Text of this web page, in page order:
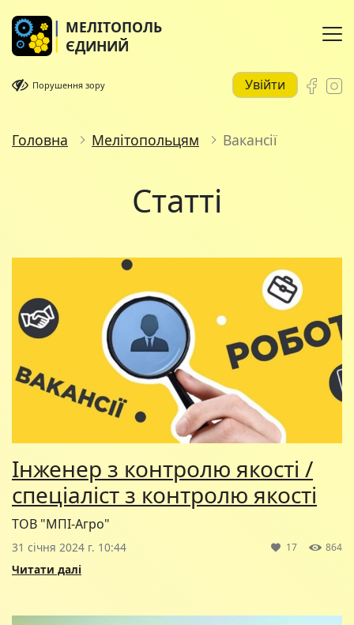
МЕЛІТОПОЛЬ
ЄДИНИЙ
Порушення зору Увійти
Головна Мелітопольцям Вакансії
Статті
Інженер з контролю якості /
спеціаліст з контролю якості
ТОВ "МПІ-Агро"
31 січня 2024 г. 10:44 17 864
Читати далі